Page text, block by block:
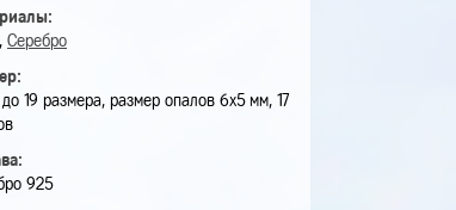
, Серебро
до 19 размера, размер опалов 6х5 мм, 17
925